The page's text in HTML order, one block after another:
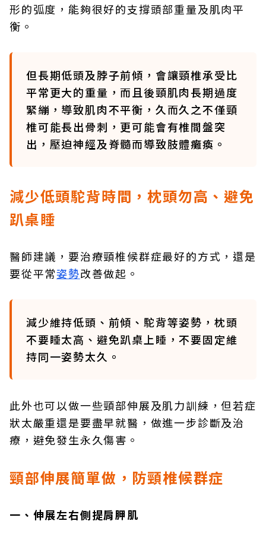
形的弧度，能夠很好的支撐頭部重量及肌肉平
衡。
但長期低頭及脖子前傾，會讓頸椎承受比
平常更大的重量，而且後頸肌肉長期過度
緊繃，導致肌肉不平衡，久而久之不僅頸
椎可能長出骨刺，更可能會有椎間盤突
出，壓迫神經及脊髓而導致肢體癱瘓。
減少低頭駝背時間，枕頭勿高、避免
趴桌睡
醫師建議，要治療頸椎候群症最好的方式，還是
要從平常姿勢改善做起。
減少維持低頭、前傾、駝背等姿勢，枕頭
不要睡太高、避免趴桌上睡，不要固定維
持同一姿勢太久。
此外也可以做一些頸部伸展及肌力訓練，但若症
狀太嚴重還是要盡早就醫，做進一步診斷及治
療，避免發生永久傷害。
頸部伸展簡單做，防頸椎候群症
一、伸展左右側提肩胛肌